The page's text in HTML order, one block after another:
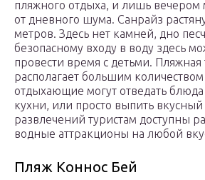
пляжного отдыха, и лишь вечером
от дневного шума. Санрайз
метров. Здесь нет камней, дно
безопасному входу в воду здесь
провести время с детьми. Пляжная
располагает большим
отдыхающие могут отведать
кухни, или просто выпить
развлечений туристам доступны
водные аттракционы на любой
Пляж Коннос Бей